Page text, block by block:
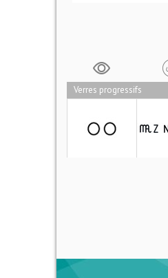
Verres progressifs